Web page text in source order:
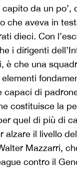
da un po’,
che aveva in
dieci. Con
i dirigenti
è che una
capaci di
costituisce la
quel di più di
alzare il livello
Mazzarri,
contro il